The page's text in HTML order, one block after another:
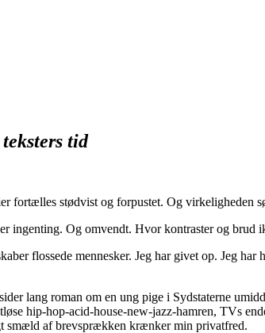
tid
fortælles stødvist og forpustet. Og virkeligheden
ingenting. Og omvendt. Hvor kontraster og
flossede mennesker. Jeg har givet op. Jeg
lang roman om en ung pige i Sydstaterne
hip-hop-acid-house-new-jazz-hamren, TVs
smæld af brevsprækken krænker min privatfred.